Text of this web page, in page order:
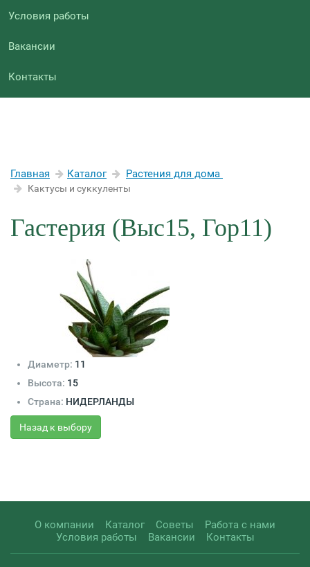
Условия работы
Вакансии
Контакты
Главная Каталог Растения для дома
Кактусы и суккуленты
Гастерия (Выс15, Гор11)
Диаметр: 11
Высота: 15
Страна: НИДЕРЛАНДЫ
Назад к выбору
О компании Каталог Советы
Работа с нами
Условия работы
Вакансии Контакты